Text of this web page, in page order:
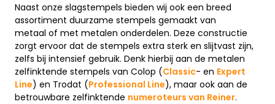
Naast onze slagstempels bieden wij ook een breed
assortiment duurzame stempels gemaakt van
metaal of met metalen onderdelen. Deze constructie
zorgt ervoor dat de stempels extra sterk en slijtvast zijn,
zelfs bij intensief gebruik. Denk hierbij aan de metalen
zelfinktende stempels van Colop (Classic- en Expert
Line) en Trodat (Professional Line), maar ook aan de
betrouwbare zelfinktende numeroteurs van Reiner.